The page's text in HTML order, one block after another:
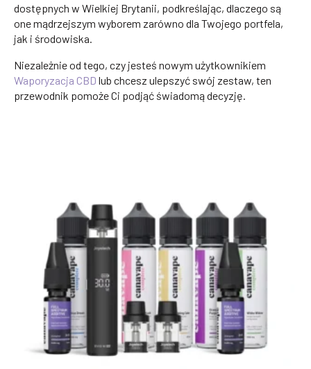
dostępnych w Wielkiej Brytanii, podkreślając, dlaczego są
one mądrzejszym wyborem zarówno dla Twojego portfela,
jak i środowiska.
Niezależnie od tego, czy jesteś nowym użytkownikiem
Waporyzacja CBD lub chcesz ulepszyć swój zestaw, ten
przewodnik pomoże Ci podjąć świadomą decyzję.